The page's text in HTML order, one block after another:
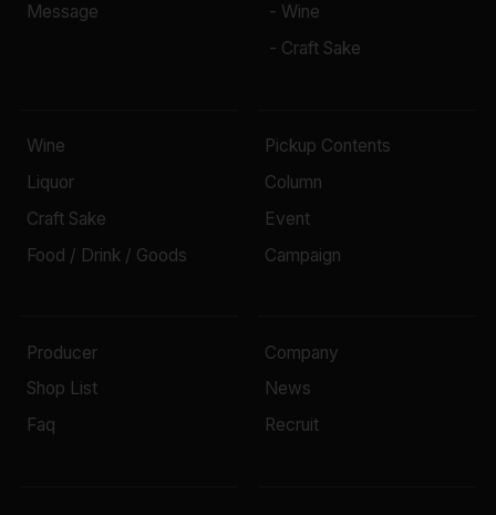
Message
- Wine
- Craft Sake
Wine
Liquor
Craft Sake
Food / Drink / Goods
Pickup Contents
Column
Event
Campaign
Producer
Shop List
Faq
Company
News
Recruit